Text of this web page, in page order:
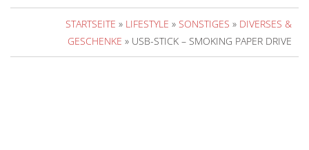
STARTSEITE » LIFESTYLE » SONSTIGES » DIVERSES &
GESCHENKE » USB-STICK – SMOKING PAPER DRIVE